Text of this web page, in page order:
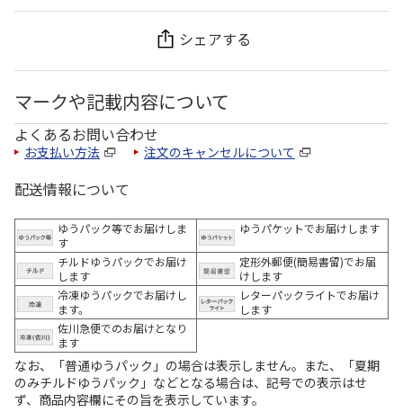
シェアする
マークや記載内容について
よくあるお問い合わせ
お支払い方法 注文のキャンセルについて
配送情報について
ゆうパック等でお届けしま
す
ゆうパケットでお届けします
チルドゆうパックでお届け
します
定形外郵便(簡易書留)でお届
けします
冷凍ゆうパックでお届けし
ます。
レターパックライトでお届け
します
佐川急便でのお届けとなり
ます
なお、「普通ゆうパック」の場合は表示しません。また、「夏期
のみチルドゆうパック」などとなる場合は、記号での表示はせ
ず、商品内容欄にその旨を表示しています。